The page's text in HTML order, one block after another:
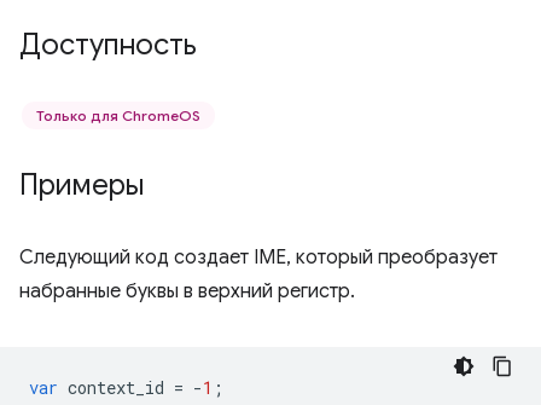
Доступность
Только для ChromeOS
Примеры
Следующий код создает IME, который преобразует
набранные буквы в верхний регистр.
var context_id = -1 ;